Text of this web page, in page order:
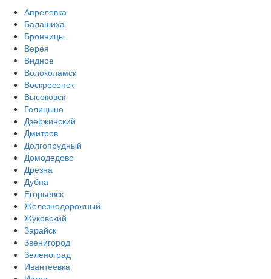
Апрелевка
Балашиха
Бронницы
Верея
Видное
Волоколамск
Воскресенск
Высоковск
Голицыно
Дзержинский
Дмитров
Долгопрудный
Домодедово
Дрезна
Дубна
Егорьевск
Железнодорожный
Жуковский
Зарайск
Звенигород
Зеленоград
Ивантеевка